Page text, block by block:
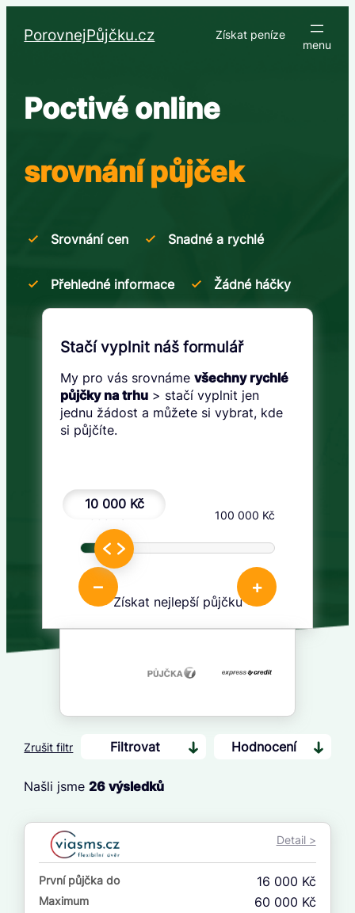
PorovnejPůjčku.cz Získat peníze
Poctivé online
srovnání půjček
Srovnání cen Snadné a rychlé
Přehledné informace Žádné háčky
Stačí vyplnit náš formulář
My pro vás srovnámevšechny rychlé
půjčky na trhu > stačí vyplnit jen
jednu žádost a můžete si vybrat, kde
si půjčíte.
10 000 Kč
– +
100 000 Kč
Získat nejlepší půjčku
Zrušit filtr Filtrovat Hodnocení
Od
Do
První půjčka zdarma
Našli jsme26 výsledků
Detail >
První půjčka do 16 000 Kč
Maximum 60 000 Kč